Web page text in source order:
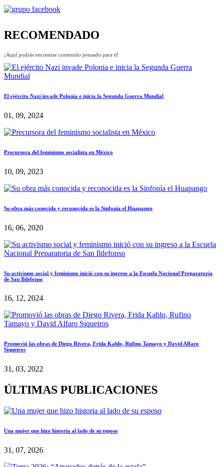
RECOMENDADO
¡Aquí podrás encontrar contenido pensado para ti!
El ejército Nazi invade Polonia e inicia la Segunda Guerra Mundial
01, 09, 2024
Precursora del feminismo socialista en México
10, 09, 2023
Su obra más conocida y reconocida es la Sinfonía el Huapango
16, 06, 2020
Su activismo social y feminismo inició con su ingreso a la Escuela Nacional Preparatoria
de San Ildefonso
16, 12, 2024
Promovió las obras de Diego Rivera, Frida Kahlo, Rufino Tamayo y David Alfaro
Siqueiros
31, 03, 2022
ÚLTIMAS PUBLICACIONES
Una mujer que hizo historia al lado de su esposo
31, 07, 2026